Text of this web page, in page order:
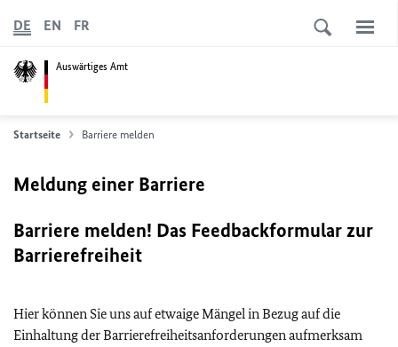
Auswärtiges Amt
DE EN FR
Startseite Barriere melden
Meldung einer Barriere
Barriere melden! Das Feedbackformular zur
Barrierefreiheit
Hier können Sie uns auf etwaige Mängel in Bezug auf die
Einhaltung der Barrierefreiheitsanforderungen aufmerksam